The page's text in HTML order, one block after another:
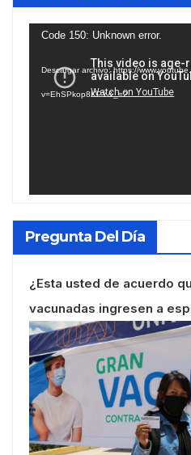
Reproductor
vídeo
Code 150: Unknown error.
Descargar archivo: https://
v=EhSPkop8KPY&_=2
Pregunta Del Día
¿Esta usted de acuerdo
vacunadas ingresen a